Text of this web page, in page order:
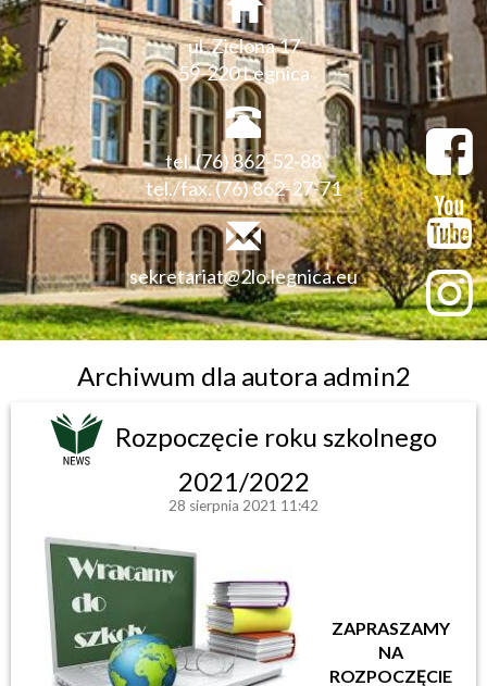
ul. Zielona 17
59-220 Legnica
tel. (76) 862-52-88
tel./fax. (76) 862-27-71
sekretariat@2lo.legnica.eu
Archiwum dla autora admin2
Rozpoczęcie roku szkolnego
2021/2022
28 sierpnia 2021 11:42
ZAPRASZAMY
NA
ROZPOCZĘCIE